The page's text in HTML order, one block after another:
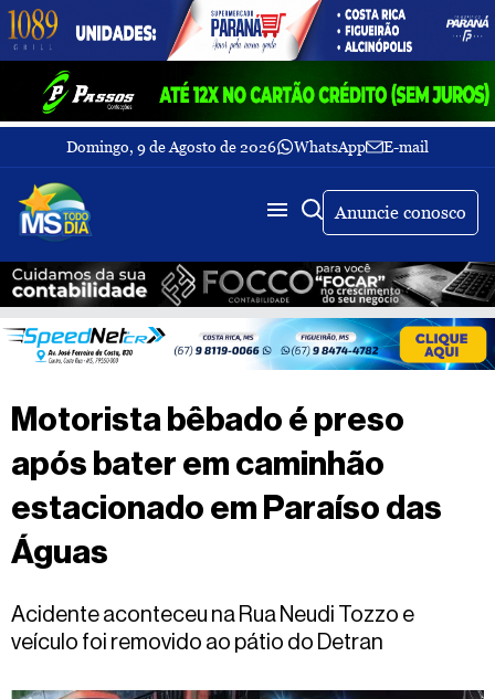
Domingo, 9 de Agosto de 2026 WhatsApp E-mail
Fechar Menu
Últimas
notícias
Galeria
de
fotos
Sobre
Nós
TV
MS
dia
Fale
Anuncie conosco
Buscar
Motorista bêbado é preso
após bater em caminhão
estacionado em Paraíso das
Águas
Acidente aconteceu na Rua Neudi Tozzo e
veículo foi removido ao pátio do Detran